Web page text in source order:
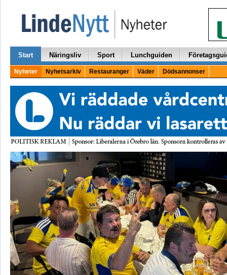
Start Näringsliv Sport Lunchguiden
Nyheter Nyhetsarkiv Restauranger Väder Dödsannonser